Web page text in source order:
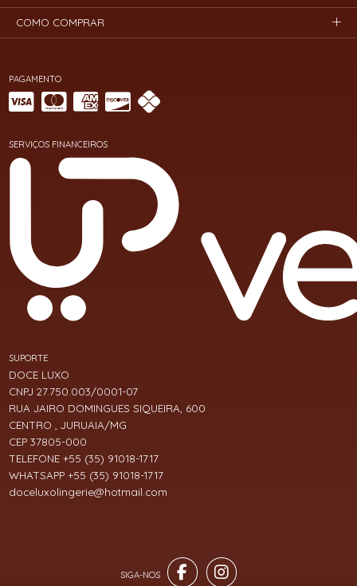
PAGAMENTO
SERVIÇOS FINANCEIROS
SUPORTE
DOCE LUXO
CNPJ 27.750.003/0001-07
RUA JAIRO DOMINGUES SIQUEIRA, 600
CENTRO , JURUAIA/MG
CEP 37805-000
TELEFONE +55 (35) 91018-1717
WHATSAPP +55 (35) 91018-1717
doceluxolingerie@hotmail.com
COMO COMPRAR